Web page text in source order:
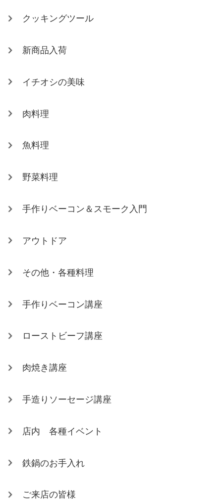
クッキングツール
新商品入荷
イチオシの美味
肉料理
魚料理
野菜料理
手作りベーコン＆スモーク入門
アウトドア
その他・各種料理
手作りベーコン講座
ローストビーフ講座
肉焼き講座
手造りソーセージ講座
店内 各種イベント
鉄鍋のお手入れ
ご来店の皆様